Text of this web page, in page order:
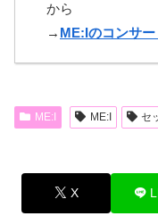
から
→ ME:Iのコンサ
ME:I ME:I セ
X